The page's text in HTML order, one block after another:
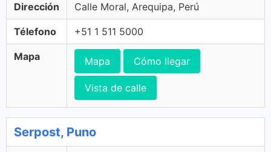
Dirección Calle Moral, Arequipa, Perú
Télefono +51 1 511 5000
Mapa Mapa Cómo llegar
Vista de calle
Serpost, Puno